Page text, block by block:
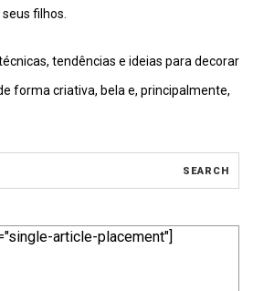
filhos.
tendências e ideias para decorar
forma criativa, bela e, principalmente,
article-placement"]